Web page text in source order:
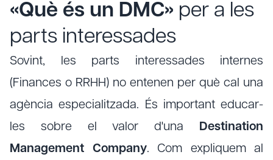
«Què és un DMC» per a les
parts interessades
Sovint, les parts interessades internes
(Finances o RRHH) no entenen per què cal una
agència especialitzada. És important educar-
les sobre el valor d'una Destination
Management Company. Com expliquem al